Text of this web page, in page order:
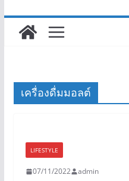
เครื่องดื่มมอลต์
LIFESTYLE
07/11/2022 admin